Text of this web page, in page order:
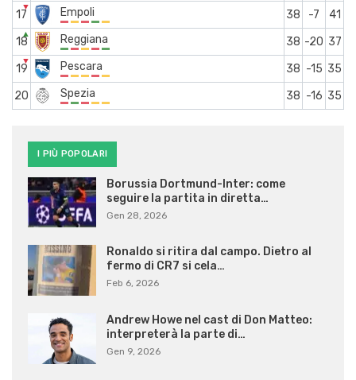
17
▼ Empoli 38 -7
41
18
▲ Reggiana 38 -20 37
19
▼ Pescara 38 -15 35
20
Spezia 38 -16 35
I PIÙ POPOLARI
Borussia Dortmund-Inter: come
seguire la partita in diretta…
Gen 28, 2026
Ronaldo si ritira dal campo. Dietro al
fermo di CR7 si cela…
Feb 6, 2026
Andrew Howe nel cast di Don Matteo:
interpreterà la parte di…
Gen 9, 2026